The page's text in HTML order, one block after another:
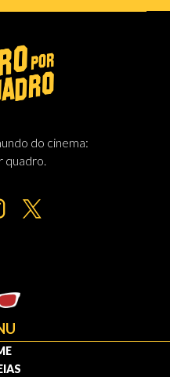
do cinema:
quadro.